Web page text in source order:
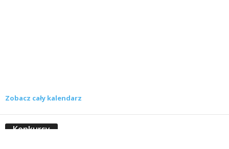
Zobacz cały kalendarz
Konkursy